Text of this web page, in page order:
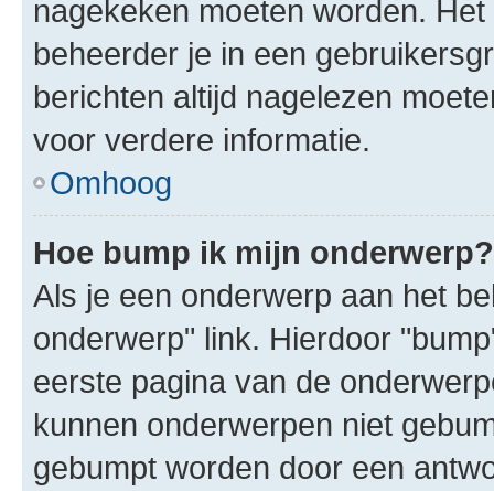
nagekeken moeten worden.
beheerder je in een
berichten altijd nagelezen
voor verdere informatie.
Omhoog
Hoe bump ik mijn onderwerp?
Als je een onderwerp aan het
onderwerp" link. Hierdoor
eerste pagina van de
kunnen onderwerpen niet
gebumpt worden door een